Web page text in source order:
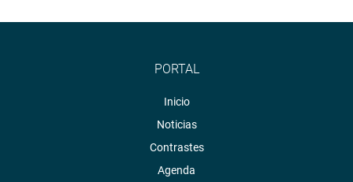
PORTAL
Inicio
Noticias
Contrastes
Agenda